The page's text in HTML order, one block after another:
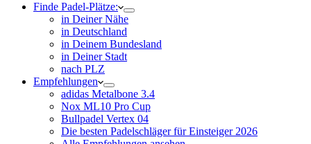
Finde Padel-Plätze:
in Deiner Nähe
in Deutschland
in Deinem Bundesland
in Deiner Stadt
nach PLZ
Empfehlungen
adidas Metalbone 3.4
Nox ML10 Pro Cup
Bullpadel Vertex 04
Die besten Padelschläger für Einsteiger 2026